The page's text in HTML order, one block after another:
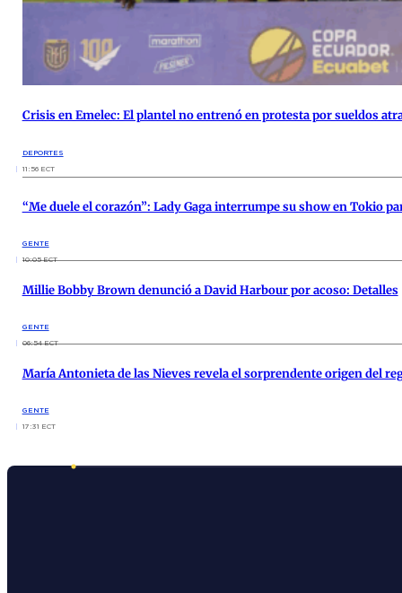
Crisis en Emelec: El plantel no entrenó en protesta por sueldos
DEPORTES
11:56 ECT
“Me duele el corazón”: Lady Gaga interrumpe su show en Tokio
GENTE
10:05 ECT
Millie Bobby Brown denunció a David Harbour por acoso: Detalles
GENTE
06:54 ECT
María Antonieta de las Nieves revela el sorprendente origen del
GENTE
17:31 ECT